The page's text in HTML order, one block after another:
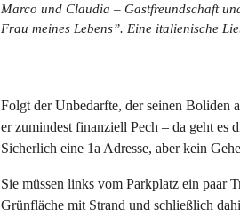
Marco und Claudia – Gastfreundschaft
Frau meines Lebens”. Eine italienische
Folgt der Unbedarfte, der seinen Boliden
er zumindest finanziell Pech – da geht es
Sicherlich eine 1a Adresse, aber kein
Sie müssen links vom Parkplatz ein paar
Grünfläche mit Strand und schließlich